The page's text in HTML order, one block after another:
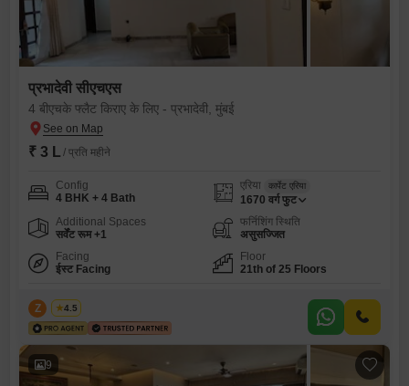
प्रभादेवी सीएचएस
4 बीएचके फ्लैट किराए के लिए - प्रभादेवी, मुंबई
₹ 3 L / प्रति महीने
Config
4 BHK + 4 Bath
एरिया कार्पेट एरिया
1670 वर्ग फुट
Additional Spaces
सर्वेंट रूम +1
फर्निशिंग स्थिति
असुसज्जित
Facing
ईस्ट Facing
Floor
21th of 25 Floors
Z Zeltro
4.5
9